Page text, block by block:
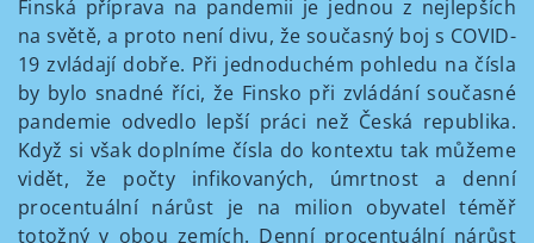
Finská příprava na pandemii je jednou z nejlepších
na světě, a proto není divu, že současný boj s COVID-
19 zvládají dobře. Při jednoduchém pohledu na čísla
by bylo snadné říci, že Finsko při zvládání současné
pandemie odvedlo lepší práci než Česká republika.
Když si však doplníme čísla do kontextu tak můžeme
vidět, že počty infikovaných, úmrtnost a denní
procentuální nárůst je na milion obyvatel téměř
totožný v obou zemích. Denní procentuální nárůst